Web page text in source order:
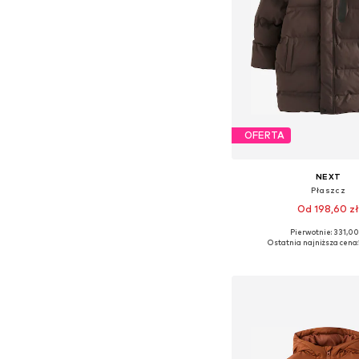
OFERTA
NEXT
Płaszcz
Od 198,60 zł
Dostępne w różnych
Pierwotnie: 331,00
Ostatnia najniższa cena: